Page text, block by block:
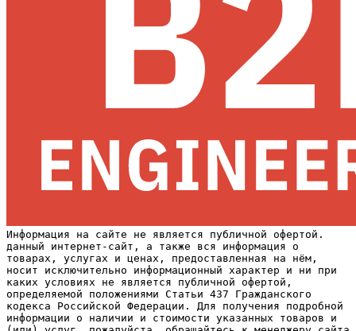
Информация на сайте не является публичной офертой.
данный интернет-сайт, а также вся информация о
товарах, услугах и ценах, предоставленная на нём,
носит исключительно информационный характер и ни при
каких условиях не является публичной офертой,
определяемой положениями Статьи 437 Гражданского
кодекса Российской Федерации. Для получения подробной
информации о наличии и стоимости указанных товаров и